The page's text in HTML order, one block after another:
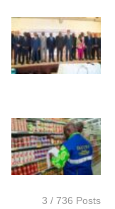
3 / 736 Posts